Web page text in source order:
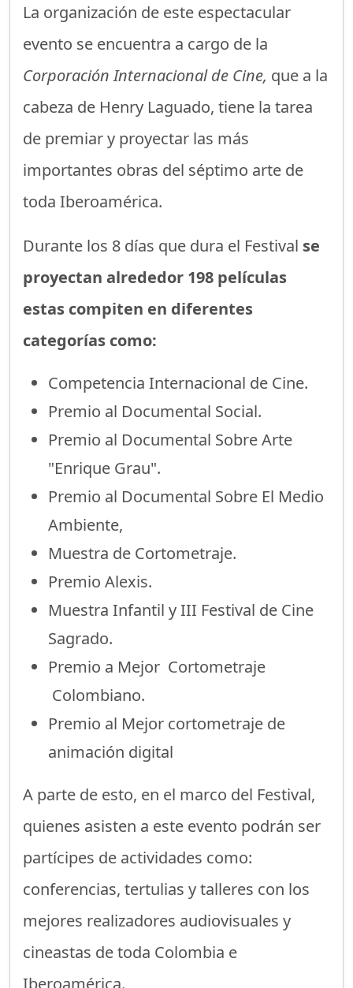
La organización de este espectacular
evento se encuentra a cargo de la
Corporación Internacional de Cine, que a la
cabeza de Henry Laguado, tiene la tarea
de premiar y proyectar las más
importantes obras del séptimo arte de
toda Iberoamérica.
Durante los 8 días que dura el Festival se
proyectan alrededor 198 películas
estas compiten en diferentes
categorías como:
Competencia Internacional de Cine.
Premio al Documental Social.
Premio al Documental Sobre Arte
"Enrique Grau".
Premio al Documental Sobre El Medio
Ambiente,
Muestra de Cortometraje.
Premio Alexis.
Muestra Infantil y III Festival de Cine
Sagrado.
Premio a Mejor Cortometraje
Colombiano.
Premio al Mejor cortometraje de
animación digital
A parte de esto, en el marco del Festival,
quienes asisten a este evento podrán ser
partícipes de actividades como:
conferencias, tertulias y talleres con los
mejores realizadores audiovisuales y
cineastas de toda Colombia e
Iberoamérica.